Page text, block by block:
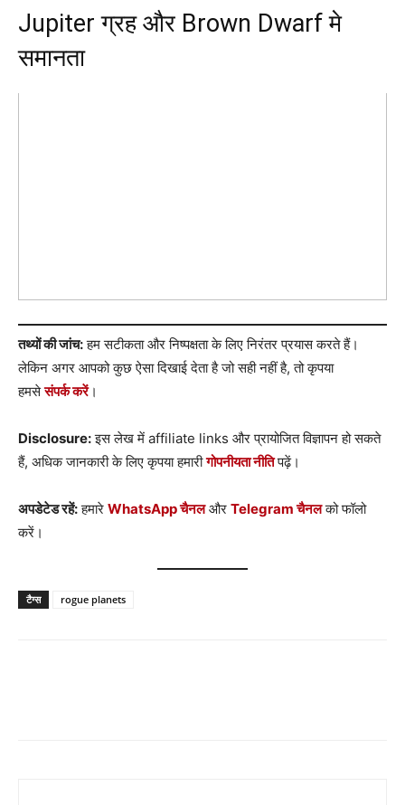
Jupiter ग्रह और Brown Dwarf मे
समानता
तथ्यों की जांच:हम सटीकता और निष्पक्षता के लिए निरंतर प्रयास करते हैं।
लेकिन अगर आपको कुछ ऐसा दिखाई देता है जो सही नहीं है, तो कृपया
हमसेसंपर्क करें।
Disclosure:इस लेख में affiliate links और प्रायोजित विज्ञापन हो सकते
हैं, अधिक जानकारी के लिए कृपया हमारीगोपनीयता नीतिपढ़ें।
अपडेटेड रहें:हमारे WhatsApp चैनलऔर Telegram चैनलको फॉलो
करें।
टैग्स rogue planets